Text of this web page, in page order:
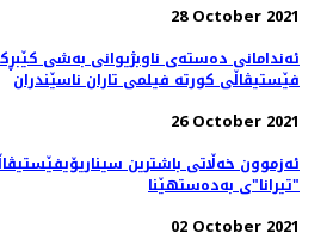
28 October 2021
ئه‌ندامانی ده‌سته‌ی ناوبژیوانی به‌شی
فێستیڤاڵی کورته‌ فیلمی تاران ناسێندران
26 October 2021
ئەزموون خەڵاتی باشترین
"تیرانا"ی به‌ده‌ستهێنا
02 October 2021